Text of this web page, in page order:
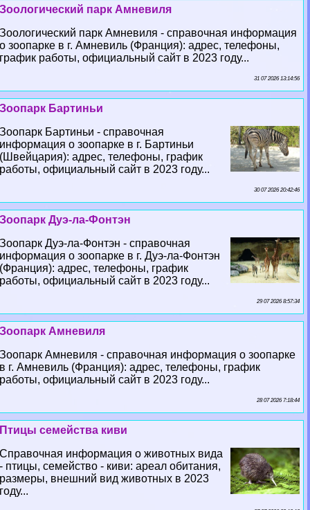
Зоологический парк Амневиля
Зоологический парк Амневиля - справочная информация
о зоопарке в г. Амневиль (Франция): адрес, телефоны,
график работы, официальный сайт в 2023 году...
31 07 2026 13:14:56
Зоопарк Бартиньи
Зоопарк Бартиньи - справочная
информация о зоопарке в г. Бартиньи
(Швейцария): адрес, телефоны, график
работы, официальный сайт в 2023 году...
30 07 2026 20:42:46
Зоопарк Дуэ-ла-Фонтэн
Зоопарк Дуэ-ла-Фонтэн - справочная
информация о зоопарке в г. Дуэ-ла-Фонтэн
(Франция): адрес, телефоны, график
работы, официальный сайт в 2023 году...
29 07 2026 8:57:34
Зоопарк Амневиля
Зоопарк Амневиля - справочная информация о зоопарке
в г. Амневиль (Франция): адрес, телефоны, график
работы, официальный сайт в 2023 году...
28 07 2026 7:18:44
Птицы семейства киви
Справочная информация о животных вида
- птицы, семейство - киви: ареал обитания,
размеры, внешний вид животных в 2023
году...